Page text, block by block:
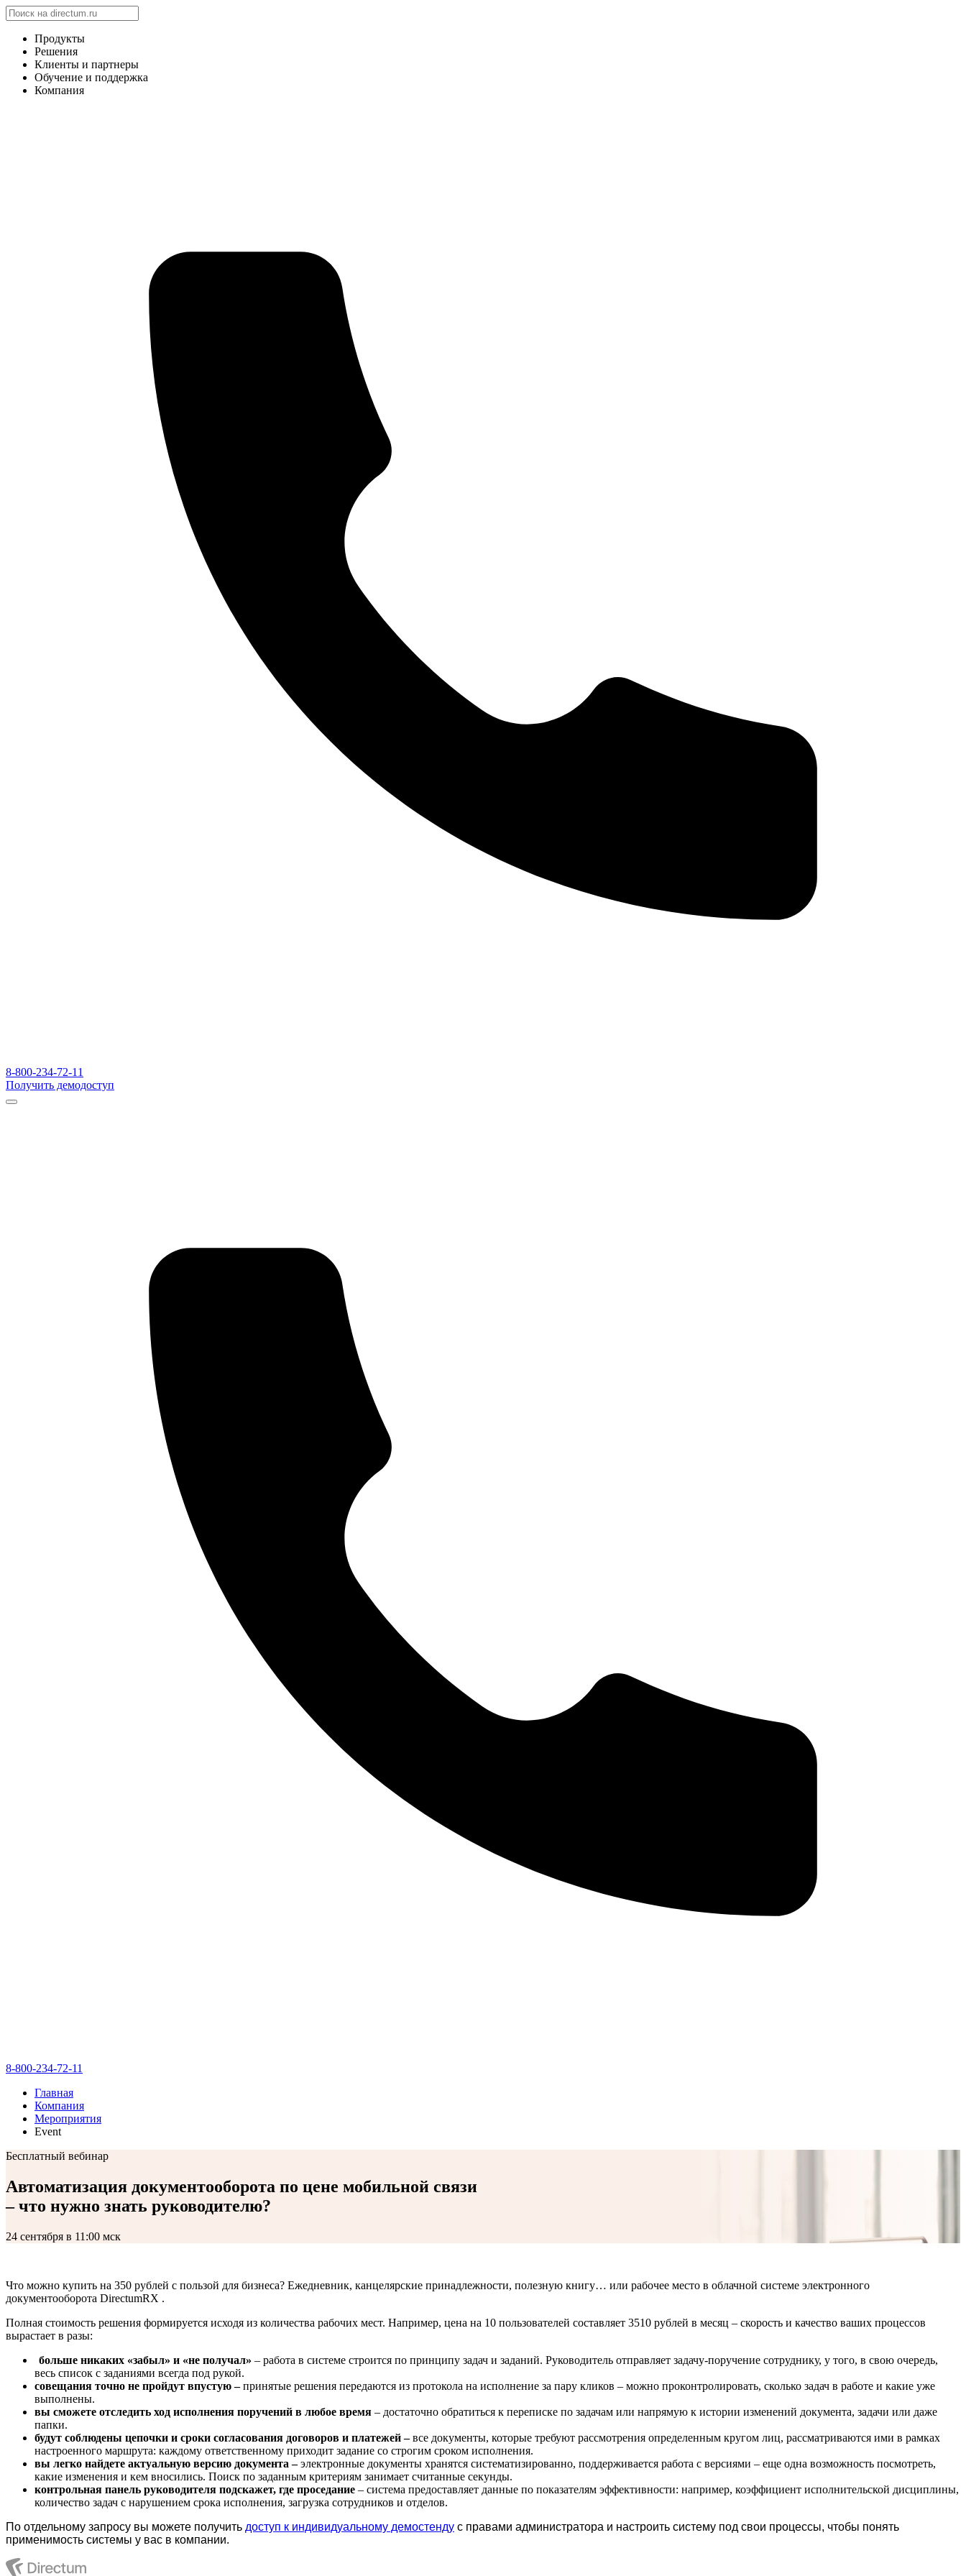
Продукты
Решения
Клиенты и партнеры
Обучение и поддержка
Компания
8-800-234-72-11
Получить демодоступ
8-800-234-72-11
Главная
Компания
Мероприятия
Event
Бесплатный вебинар
Автоматизация документооборота по цене мобильной связи
–что нужно знать руководителю?
24 сентября в 11:00 мск
Что можно купить на 350 рублей с пользой для бизнеса? Ежедневник, канцелярские принадлежности, полезную книгу… или рабочее место в облачной системе электронного
документооборота DirectumRX .
Полная стоимость решения формируется исходя из количества рабочих мест. Например, цена на 10 пользователей составляет 3510 рублей в месяц – скорость и качество ваших процессов
вырастает в разы:
больше никаких «забыл» и «не получал» – работа в системе строится по принципу задач и заданий. Руководитель отправляет задачу-поручение сотруднику, у того, в свою очередь,
весь список с заданиями всегда под рукой.
совещания точно не пройдут впустую –принятые решения передаются из протокола на исполнение за пару кликов – можно проконтролировать, сколько задач в работе и какие уже
выполнены.
вы сможете отследить ход исполнения поручений в любое время – достаточно обратиться к переписке по задачам или напрямую к истории изменений документа, задачи или даже
папки.
будут соблюдены цепочки и сроки согласования договоров и платежей –все документы, которые требуют рассмотрения определенным кругом лиц, рассматриваются ими в рамках
настроенного маршрута: каждому ответственному приходит задание со строгим сроком исполнения.
вы легко найдете актуальную версию документа –электронные документы хранятся систематизированно, поддерживается работа с версиями – еще одна возможность посмотреть,
какие изменения и кем вносились. Поиск по заданным критериям занимает считанные секунды.
контрольная панель руководителя подскажет, где проседание – система предоставляет данные по показателям эффективности: например, коэффициент исполнительской дисциплины,
количество задач с нарушением срока исполнения, загрузка сотрудников и отделов.
По отдельному запросу вы можете получить доступ к индивидуальному демостенду с правами администратора и настроить систему под свои процессы, чтобы понять
применимость системы у вас в компании.